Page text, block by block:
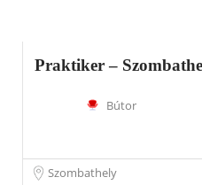
Praktiker –
Bútor
Szombathely